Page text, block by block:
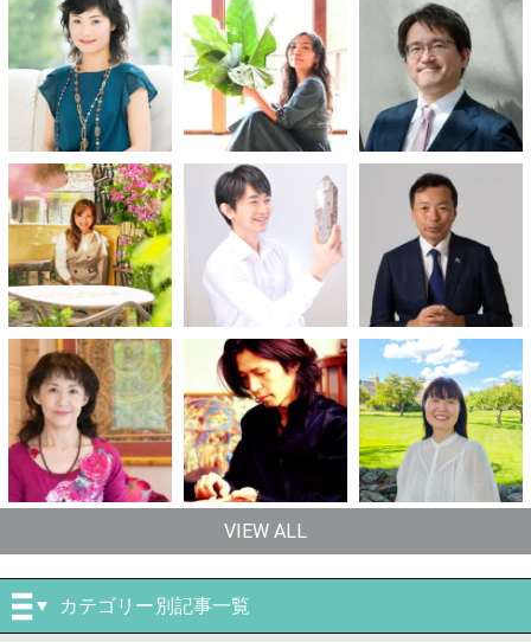
VIEW ALL
カテゴリー別記事一覧